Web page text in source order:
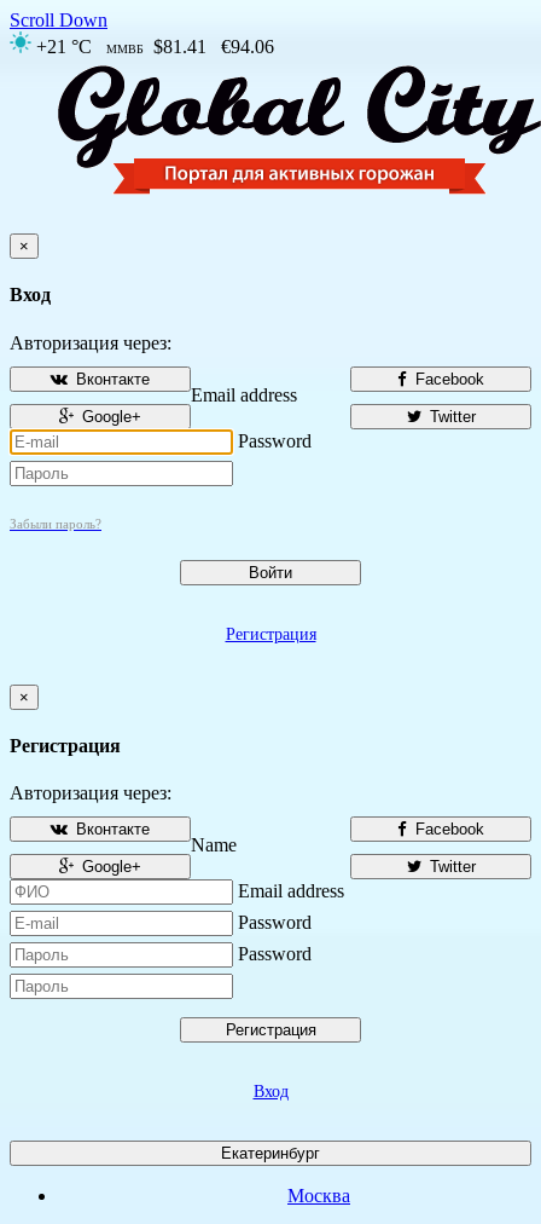
Scroll Down
+21 °C
ММВБ $81.41 €94.06
×
Вход
Авторизация через:
Facebook
Вконтакте
Twitter
Google+
Email address
Password
Забыли пароль?
Войти
Регистрация
×
Регистрация
Авторизация через:
Facebook
Вконтакте
Twitter
Google+
Name
Email address
Password
Password
Регистрация
Вход
Екатеринбург
Москва